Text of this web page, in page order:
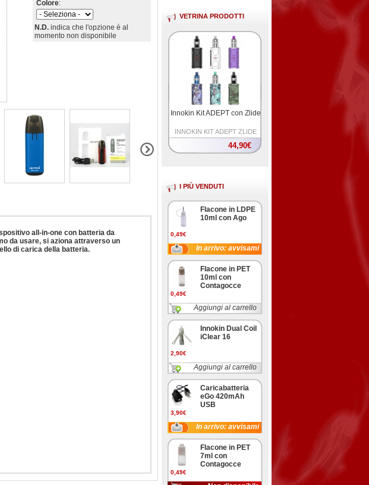
VETRINA PRODOTTI
Innokin Kit ADEPT con Zlide
INNOKIN KIT ADEPT ZLIDE
44,90€
I PIÙ VENDUTI
0,49€
Flacone in LDPE
10ml con Ago
In arrivo: avvisami
0,49€
Flacone in PET
10ml con
Contagocce
Aggiungi al carrello
2,90€
Innokin Dual Coil
iClear 16
Aggiungi al carrello
3,90€
Caricabatteria
eGo 420mAh
USB
In arrivo: avvisami
0,49€
Flacone in PET
7ml con
Contagocce
Colore:
N.D. indica che l'opzione è al
momento non disponibile
all-in-one con batteria da
da usare, si aziona attraverso un
di carica della batteria.